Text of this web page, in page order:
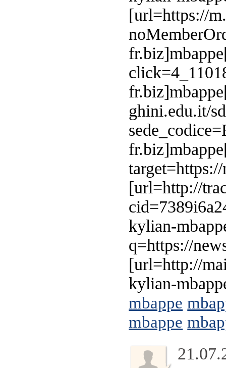
[url=https://
ghini.edu.it/
[url=http://
kylian-
q=https://
[url=http://
kylian-
mbappe
mbappe